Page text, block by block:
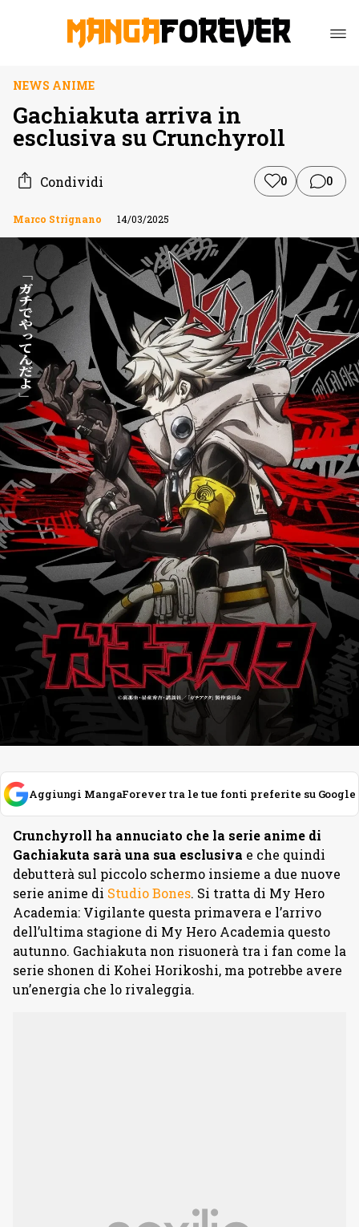
NEWS ANIME
Gachiakuta arriva in
esclusiva su Crunchyroll
Condividi 0 0
Marco Strignano 14/03/2025
Aggiungi MangaForever tra le tue fonti preferite su Google
Crunchyroll ha annuciato che la serie anime di
Gachiakuta sarà una sua esclusiva e che quindi
debutterà sul piccolo schermo insieme a due nuove
serie anime di Studio Bones. Si tratta di My Hero
Academia: Vigilante questa primavera e l’arrivo
dell’ultima stagione di My Hero Academia questo
autunno. Gachiakuta non risuonerà tra i fan come la
serie shonen di Kohei Horikoshi, ma potrebbe avere
un’energia che lo rivaleggia.